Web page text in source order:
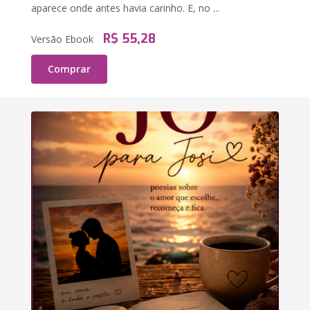
aparece onde antes havia carinho. E, no ...
Versão Ebook R$ 55,28
Comprar